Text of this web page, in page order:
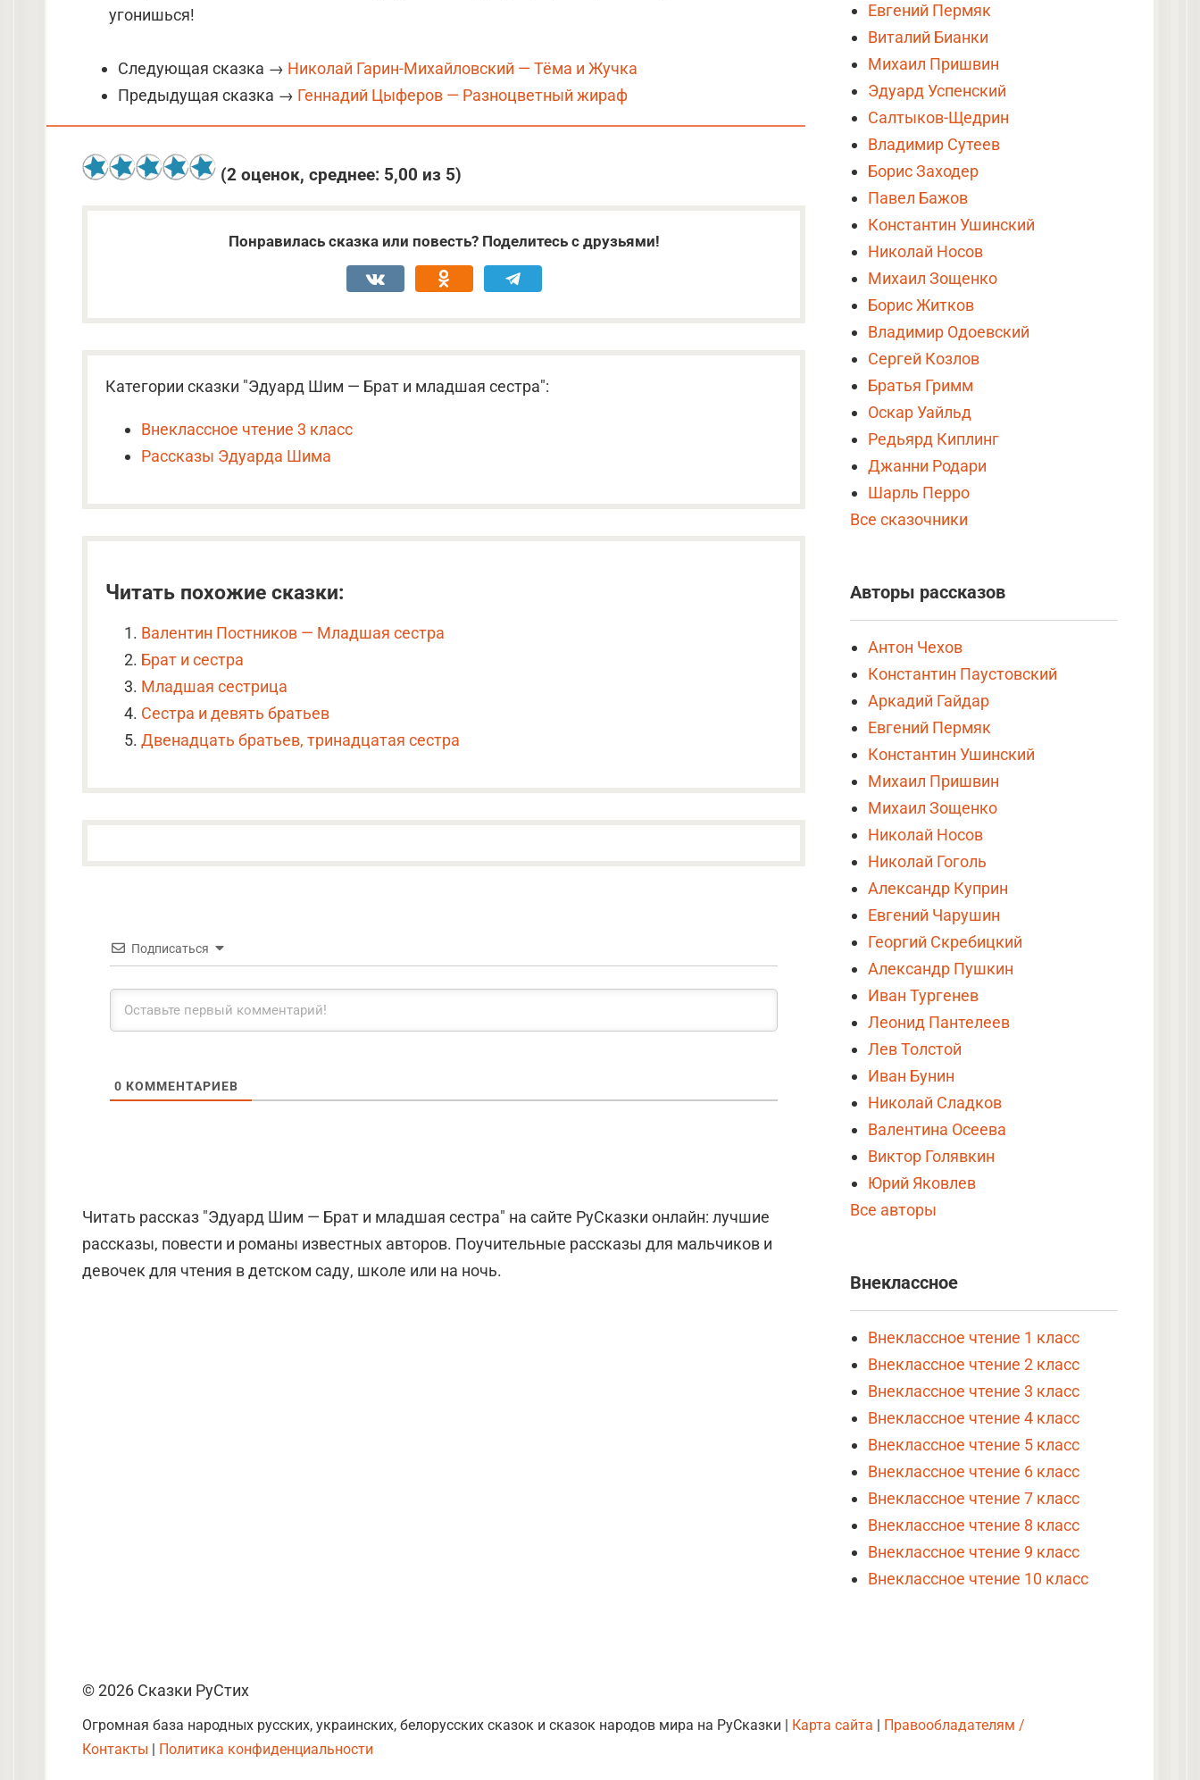
угонишься!
Следующая сказка → Николай Гарин-Михайловский — Тёма и Жучка
Предыдущая сказка → Геннадий Цыферов — Разноцветный жираф
(2 оценок, среднее: 5,00 из 5)
Понравилась сказка или повесть? Поделитесь с друзьями!
Категории сказки "Эдуард Шим — Брат и младшая сестра":
Внеклассное чтение 3 класс
Рассказы Эдуарда Шима
Читать похожие сказки:
Валентин Постников — Младшая сестра
Брат и сестра
Младшая сестрица
Сестра и девять братьев
Двенадцать братьев, тринадцатая сестра
Подписаться
0 КОММЕНТАРИЕВ
Читать рассказ "Эдуард Шим — Брат и младшая сестра" на сайте РуСказки онлайн: лучшие
рассказы, повести и романы известных авторов. Поучительные рассказы для мальчиков и
девочек для чтения в детском саду, школе или на ночь.
Евгений Пермяк
Виталий Бианки
Михаил Пришвин
Эдуард Успенский
Салтыков-Щедрин
Владимир Сутеев
Борис Заходер
Павел Бажов
Константин Ушинский
Николай Носов
Михаил Зощенко
Борис Житков
Владимир Одоевский
Сергей Козлов
Братья Гримм
Оскар Уайльд
Редьярд Киплинг
Джанни Родари
Шарль Перро
Все сказочники
Авторы рассказов
Антон Чехов
Константин Паустовский
Аркадий Гайдар
Евгений Пермяк
Константин Ушинский
Михаил Пришвин
Михаил Зощенко
Николай Носов
Николай Гоголь
Александр Куприн
Евгений Чарушин
Георгий Скребицкий
Александр Пушкин
Иван Тургенев
Леонид Пантелеев
Лев Толстой
Иван Бунин
Николай Сладков
Валентина Осеева
Виктор Голявкин
Юрий Яковлев
Все авторы
Внеклассное
Внеклассное чтение 1 класс
Внеклассное чтение 2 класс
Внеклассное чтение 3 класс
Внеклассное чтение 4 класс
Внеклассное чтение 5 класс
Внеклассное чтение 6 класс
Внеклассное чтение 7 класс
Внеклассное чтение 8 класс
Внеклассное чтение 9 класс
Внеклассное чтение 10 класс
© 2026 Сказки РуСтих
Огромная база народных русских, украинских, белорусских сказок и сказок народов мира на РуСказки | Карта сайта | Правообладателям /
Контакты | Политика конфиденциальности